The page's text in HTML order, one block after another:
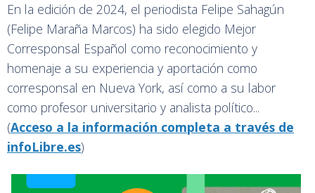
En la edición de 2024, el periodista Felipe Sahagún
(Felipe Maraña Marcos) ha sido elegido Mejor
Corresponsal Español como reconocimiento y
homenaje a su experiencia y aportación como
corresponsal en Nueva York, así como a su labor
como profesor universitario y analista político...
(Acceso a la información completa a través de
infoLibre.es)